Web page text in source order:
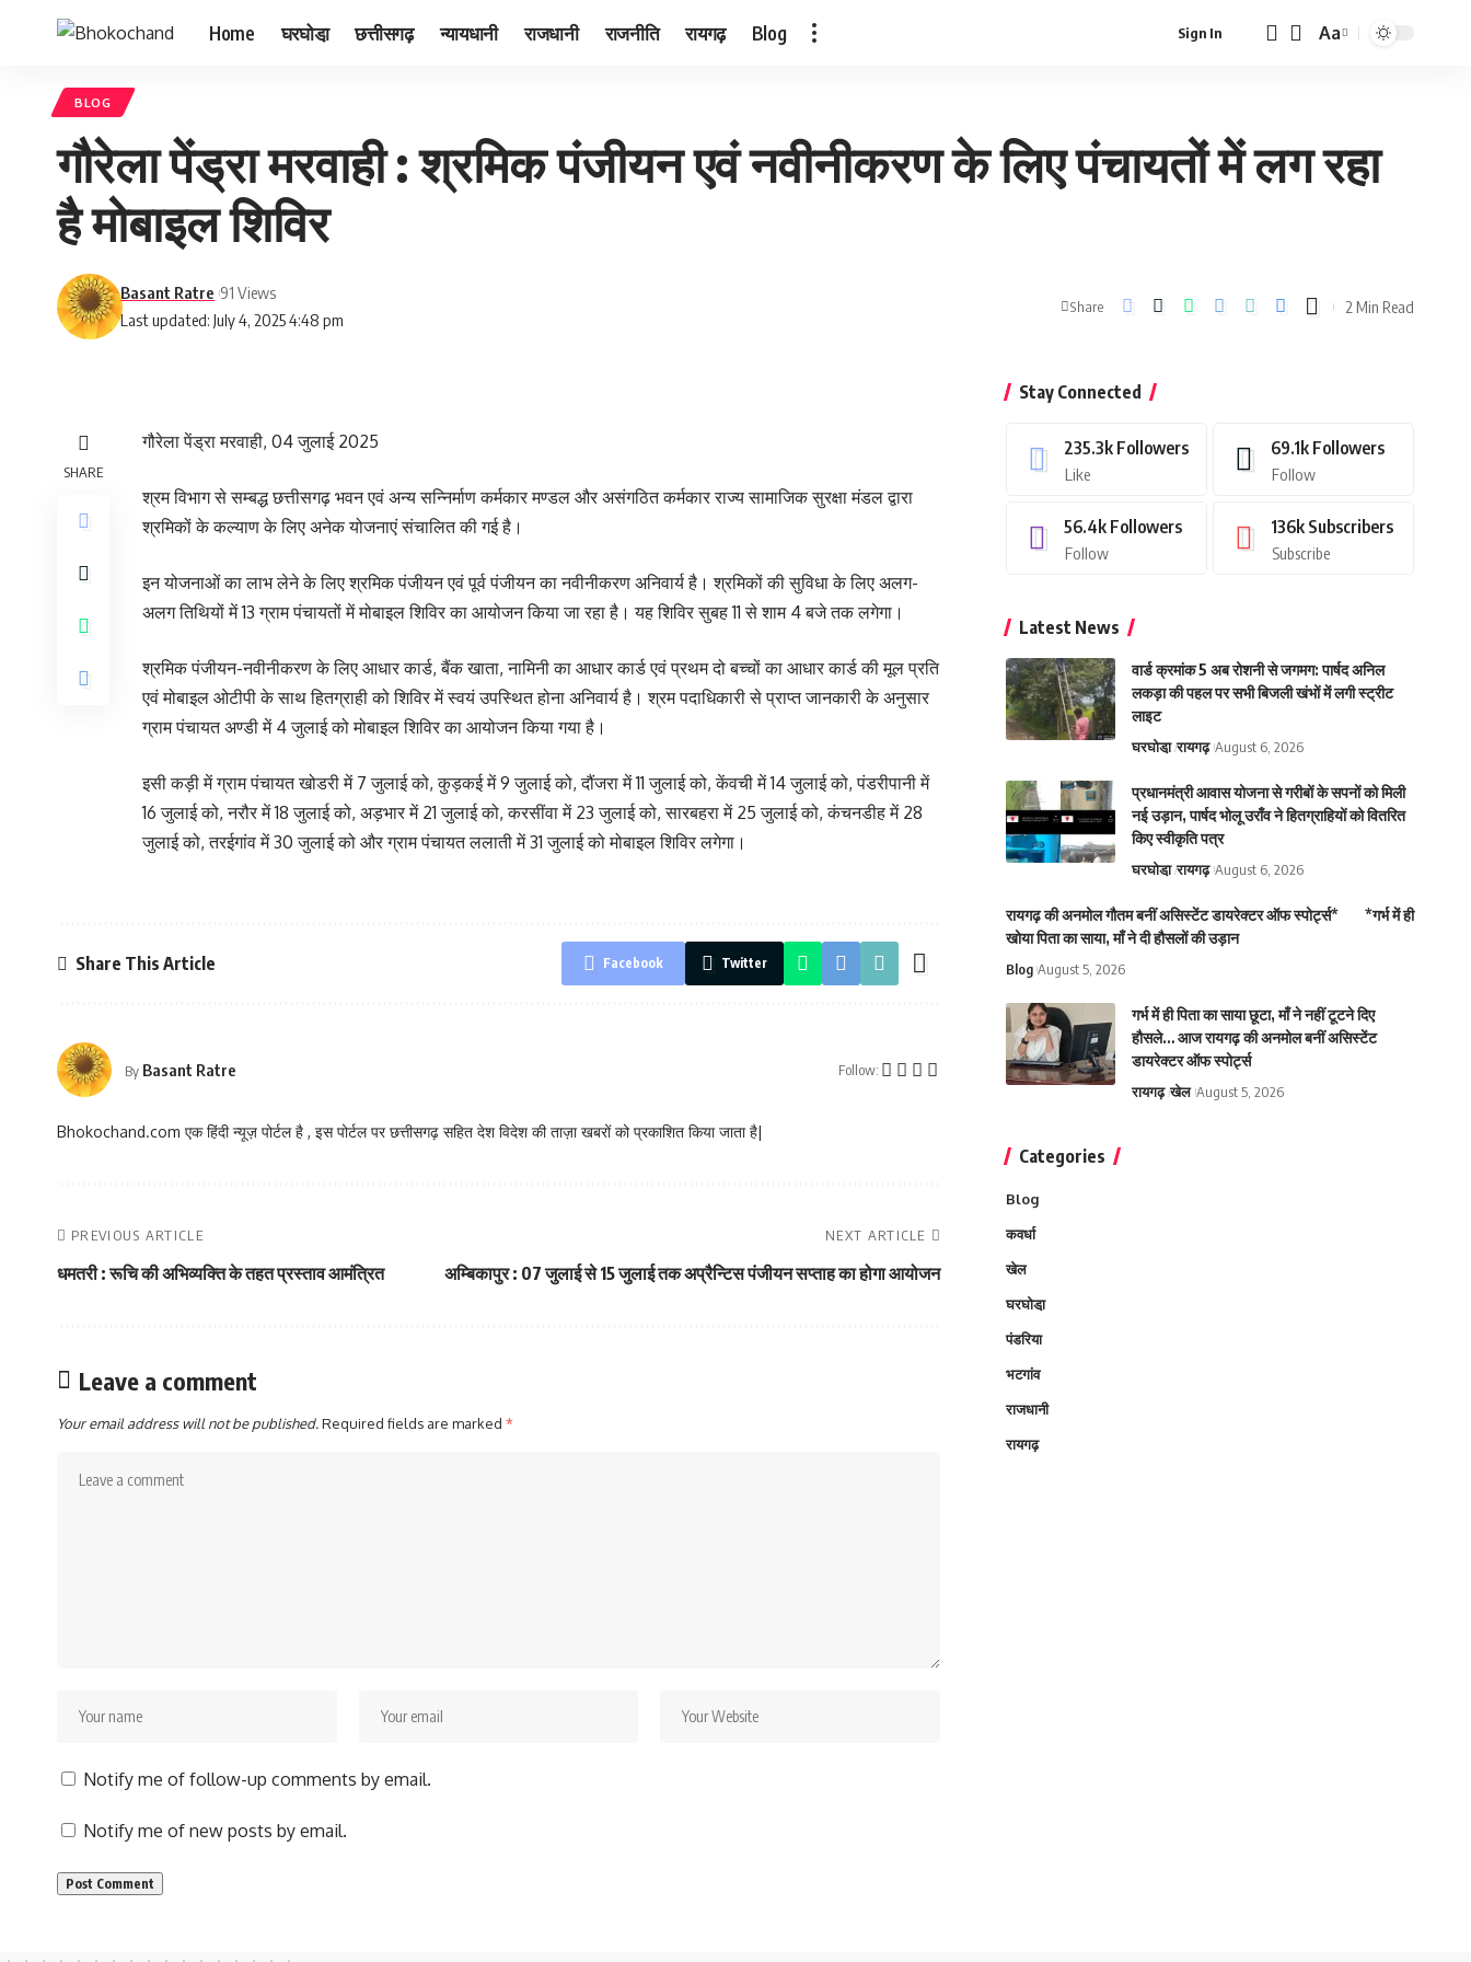
Home घरघोडा़ छत्तीसगढ़ न्यायधानी राजधानी राजनीति रायगढ़ Blog Sign In
Font
Aa
BLOG
गौरेला पेंड्रा मरवाही : श्रमिक पंजीयन एवं नवीनीकरण के लिए पंचायतों में लग रहा
है मोबाइल शिविर
Last updated: July 4, 2025 4:48 pm
Basant Ratre 91 Views
Share 2 Min Read
SHARE
गौरेला पेंड्रा मरवाही, 04 जुलाई 2025
श्रम विभाग से सम्बद्ध छत्तीसगढ़ भवन एवं अन्य सन्निर्माण कर्मकार मण्डल और असंगठित कर्मकार राज्य सामाजिक सुरक्षा मंडल द्वारा
श्रमिकों के कल्याण के लिए अनेक योजनाएं संचालित की गई है।
इन योजनाओं का लाभ लेने के लिए श्रमिक पंजीयन एवं पूर्व पंजीयन का नवीनीकरण अनिवार्य है। श्रमिकों की सुविधा के लिए अलग-
अलग तिथियों में 13 ग्राम पंचायतों में मोबाइल शिविर का आयोजन किया जा रहा है। यह शिविर सुबह 11 से शाम 4 बजे तक लगेगा।
श्रमिक पंजीयन-नवीनीकरण के लिए आधार कार्ड, बैंक खाता, नामिनी का आधार कार्ड एवं प्रथम दो बच्चों का आधार कार्ड की मूल प्रति
एवं मोबाइल ओटीपी के साथ हितग्राही को शिविर में स्वयं उपस्थित होना अनिवार्य है। श्रम पदाधिकारी से प्राप्त जानकारी के अनुसार
ग्राम पंचायत अण्डी में 4 जुलाई को मोबाइल शिविर का आयोजन किया गया है।
इसी कड़ी में ग्राम पंचायत खोडरी में 7 जुलाई को, कुड़कई में 9 जुलाई को, दौंजरा में 11 जुलाई को, केंवची में 14 जुलाई को, पंडरीपानी में
16 जुलाई को, नरौर में 18 जुलाई को, अड़भार में 21 जुलाई को, करसींवा में 23 जुलाई को, सारबहरा में 25 जुलाई को, कंचनडीह में 28
जुलाई को, तरईगांव में 30 जुलाई को और ग्राम पंचायत ललाती में 31 जुलाई को मोबाइल शिविर लगेगा।
Share This Article Facebook Twitter
By Basant Ratre Follow:
Bhokochand.com एक हिंदी न्यूज़ पोर्टल है , इस पोर्टल पर छत्तीसगढ़ सहित देश विदेश की ताज़ा खबरों को प्रकाशित किया जाता है|
PREVIOUS ARTICLE
धमतरी : रूचि की अभिव्यक्ति के तहत प्रस्ताव आमंत्रित
NEXT ARTICLE
अम्बिकापुर : 07 जुलाई से 15 जुलाई तक अप्रैन्टिस पंजीयन सप्ताह का होगा आयोजन
Leave a comment
Your email address will not be published.Required fields are marked *
Notify me of follow-up comments by email.
Notify me of new posts by email.
Stay Connected
235.3k Followers
Like
69.1k Followers
Follow
56.4k Followers
Follow
136k Subscribers
Subscribe
Latest News
वार्ड क्रमांक 5 अब रोशनी से जगमग: पार्षद अनिल
लकड़ा की पहल पर सभी बिजली खंभों में लगी स्ट्रीट
लाइट
घरघोडा़ रायगढ़ August 6, 2026
प्रधानमंत्री आवास योजना से गरीबों के सपनों को मिली
नई उड़ान, पार्षद भोलू उराँव ने हितग्राहियों को वितरित
किए स्वीकृति पत्र
घरघोडा़ रायगढ़ August 6, 2026
रायगढ़ की अनमोल गौतम बनीं असिस्टेंट डायरेक्टर ऑफ स्पोर्ट्स* *गर्भ में ही
खोया पिता का साया, माँ ने दी हौसलों की उड़ान
Blog August 5, 2026
गर्भ में ही पिता का साया छूटा, माँ ने नहीं टूटने दिए
हौसले… आज रायगढ़ की अनमोल बनीं असिस्टेंट
डायरेक्टर ऑफ स्पोर्ट्स
रायगढ़ खेल August 5, 2026
Categories
Blog
कवर्धा
खेल
घरघोडा़
पंडरिया
भटगांव
राजधानी
रायगढ़